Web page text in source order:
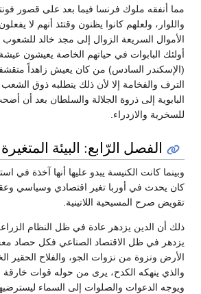
مما أنفقه ملوك فرنسا فيما بعد على قصور
واللوار، ولعلهم كانوا يظنون وقتئذ أنهم لا
الأموال السريعة الزوال إلى مجد خالد
أولئك البابوات في حياتهم الخاصة يعيشون
(الإسكندر السادس) من كان يعيش زاهداً
الترف والفخامة إلا لأن ذلك يتطلبه ذوق الشعب
البابوية إلى ذروة الجلالة والسلطان بعد أن
للسخرية والازدراء.
الفصل الرّابع: البيئة المتغيرة
وبينما كانت الكنيسة يبدو عليها أنها آخذة في
كان يحدث في أوربا تغير اقتصادي وسياسي
تقويض صرح المسيحية اللاتينية.
ذلك أن الدين يزدهر عادة في ظل النظام
يزدهر في ظل الاقتصاد الصناعي فكل حصاد
الأرض ونزوة من نزوات الجو، والفلاح الحقير
والذي ينهكه الكدح، يرى من حوله قوات
ويوجه الدعوات والصلوات إلى السماء ليسترضيها